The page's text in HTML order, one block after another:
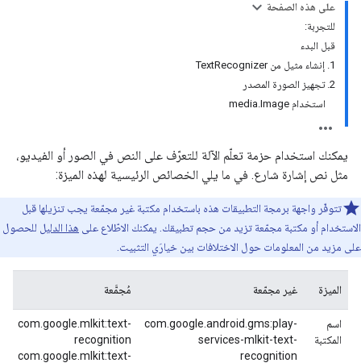
على هذه الصفحة
للتجربة:
قبل البدء
1. إنشاء مثيل من TextRecognizer
2. تجهيز الصورة المصدر
استخدام media.Image
يمكنك استخدام حزمة تعلّم الآلة للتعرّف على النص في الصور أو الفيديو،
مثل نص إشارة شارع. في ما يلي الخصائص الرئيسية لهذه الميزة:
تتوفّر واجهة برمجة التطبيقات هذه باستخدام مكتبة غير مجمّعة يجب تنزيلها قبل
الاستخدام أو مكتبة مجمّعة تزيد من حجم تطبيقك. يمكنك الاطّلاع على هذا الدليل للحصول
على مزيد من المعلومات حول الاختلافات بين خيارَي التثبيت.
الميزة غير مجمّعة مُجمَّعة
اسم
المكتبة
com.google.android.gms:play-
services-mlkit-text-
recognition
com.google.mlkit:text-
recognition
com.google.mlkit:text-